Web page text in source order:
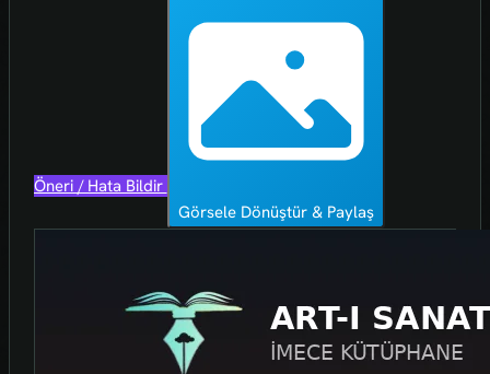
Öneri / Hata Bildir
Görsele Dönüştür & Paylaş